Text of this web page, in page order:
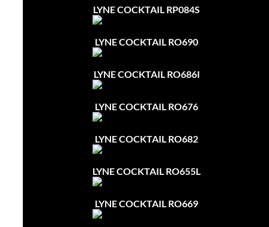
LYNE COCKTAIL RP084S
LYNE COCKTAIL RO690
LYNE COCKTAIL RO686I
LYNE COCKTAIL RO676
LYNE COCKTAIL RO682
LYNE COCKTAIL RO655L
LYNE COCKTAIL RO669